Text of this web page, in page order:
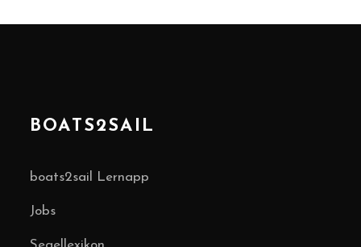
BOATS2SAIL
boats2sail Lernapp
Jobs